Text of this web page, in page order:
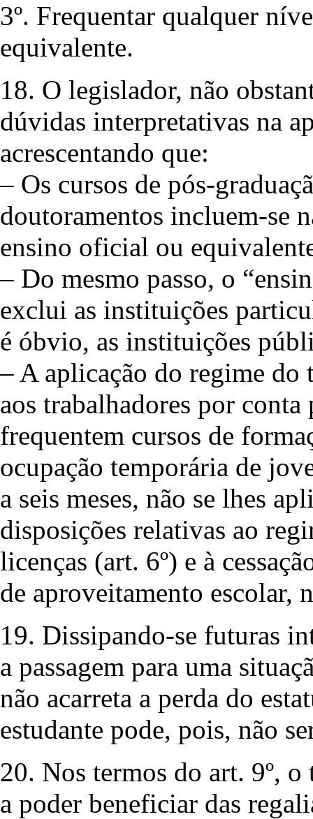
3º. Frequentar qualquer
equivalente.
18. O legislador, não
dúvidas interpretativas na
acrescentando que:
– Os cursos de pós-
doutoramentos incluem-se
ensino oficial ou
– Do mesmo passo, o
exclui as instituições
é óbvio, as instituições
– A aplicação do regime do
aos trabalhadores por conta
frequentem cursos de
ocupação temporária de
a seis meses, não se lhes
disposições relativas ao
licenças (art. 6º) e à
de aproveitamento escolar,
19. Dissipando-se futuras
a passagem para uma
não acarreta a perda do
estudante pode, pois, não
20. Nos termos do art. 9º,
a poder beneficiar das